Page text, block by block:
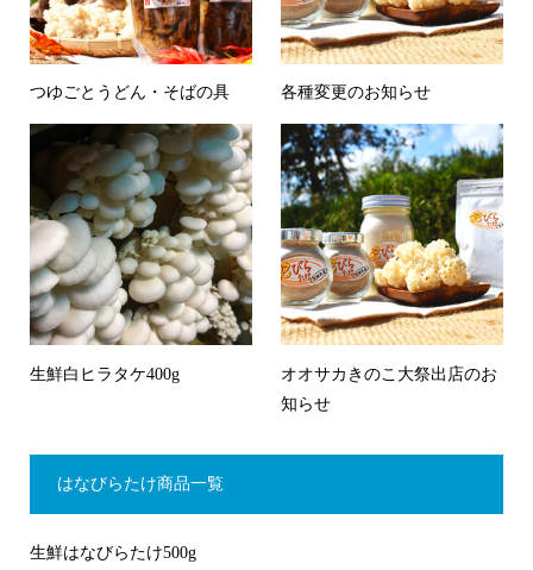
つゆごとうどん・そばの具 各種変更のお知らせ
生鮮白ヒラタケ400g
オオサカきのこ大祭出店のお
知らせ
はなびらたけ商品一覧
生鮮はなびらたけ500g